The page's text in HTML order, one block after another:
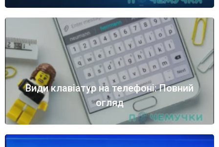
Види клавіатур на телефоні: Повний
огляд